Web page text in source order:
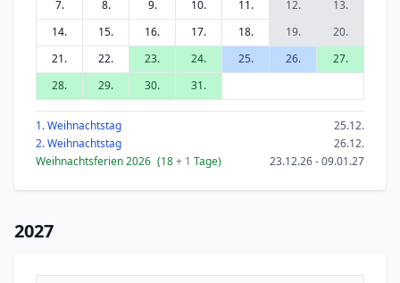
7.
8. 9. 10. 11. 12.
13.
14.
15. 16. 17. 18. 19.
20.
21.
22. 23. 24. 25. 26.
27.
28.
29. 30. 31.
1. Weihnachtstag
25.12.
2. Weihnachtstag
26.12.
Weihnachtsferien 2026 (18+ 1 Tage) 23.12.26 - 09.01.27
2027